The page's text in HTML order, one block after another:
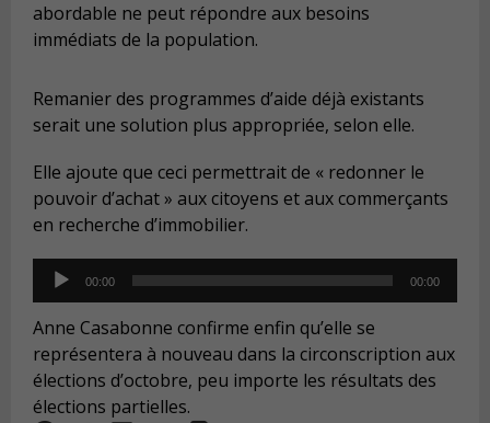
abordable ne peut répondre aux besoins
immédiats de la population.
Remanier des programmes d’aide déjà existants
serait une solution plus appropriée, selon elle.
Elle ajoute que ceci permettrait de « redonner le
pouvoir d’achat » aux citoyens et aux commerçants
en recherche d’immobilier.
Audio
Player
00:00 00:00
Anne Casabonne confirme enfin qu’elle se
représentera à nouveau dans la circonscription aux
élections d’octobre, peu importe les résultats des
élections partielles.